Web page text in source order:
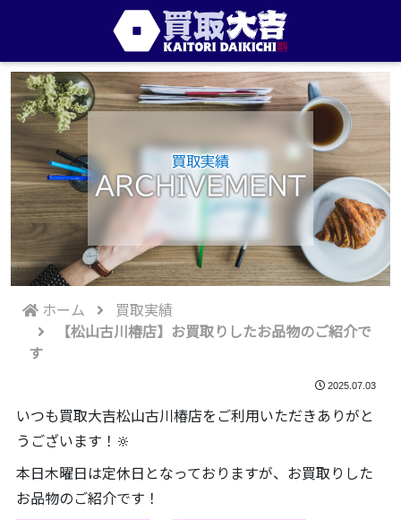
買取実績
ARCHIVEMENT
ホーム
買取実績
【松山古川椿店】お買取りしたお品物のご紹介で
す
2025.07.03
いつも買取大吉松山古川椿店をご利用いただきありがと
うございます！🔆
本日木曜日は定休日となっておりますが、お買取りした
お品物のご紹介です！